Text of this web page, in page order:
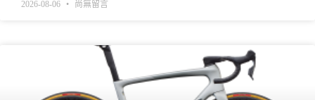
2026-08-06 尚無留言